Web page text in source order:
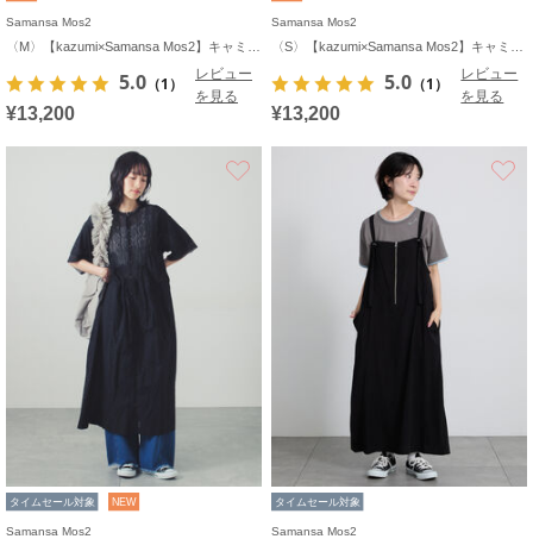
Samansa Mos2
5.0 （1）
レビュー
を見る
¥13,200
Samansa Mos2
5.0 （1）
レビュー
を見る
¥13,200
タイムセール対象 NEW
Samansa Mos2
タイムセール対象
Samansa Mos2